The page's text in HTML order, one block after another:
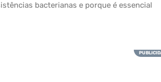
bacterianas e porque é essencial